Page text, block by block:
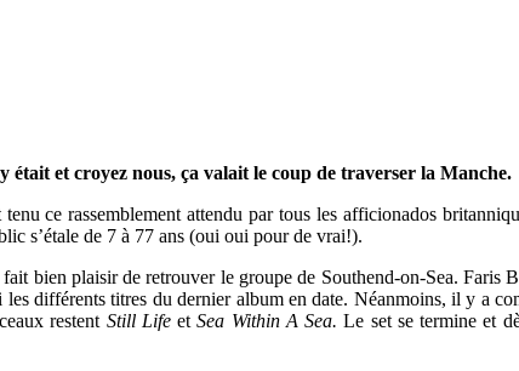
était et croyez nous, ça valait le coup de traverser la Manche.
ce rassemblement attendu par tous les afficionados
s’étale de 7 à 77 ans (oui oui pour de vrai!).
bien plaisir de retrouver le groupe de Southend-on-Sea. Faris
différents titres du dernier album en date. Néanmoins, il y a
restent Still Life etSea Within A Sea. Le set se termine et